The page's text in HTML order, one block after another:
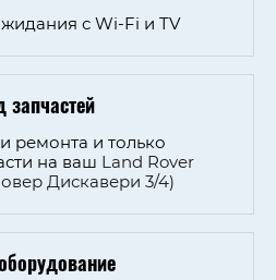
с Wi-Fi и TV
запчастей
ремонта и только
на ваш Land Rover
Дискавери 3/4)